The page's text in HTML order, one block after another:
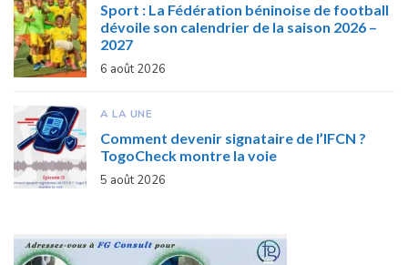
Sport : La Fédération béninoise de football
dévoile son calendrier de la saison 2026 –
2027
6 août 2026
A LA UNE
Comment devenir signataire de l’IFCN ?
TogoCheck montre la voie
5 août 2026